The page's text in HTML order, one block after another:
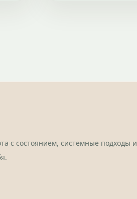
с состоянием, системные подходы и